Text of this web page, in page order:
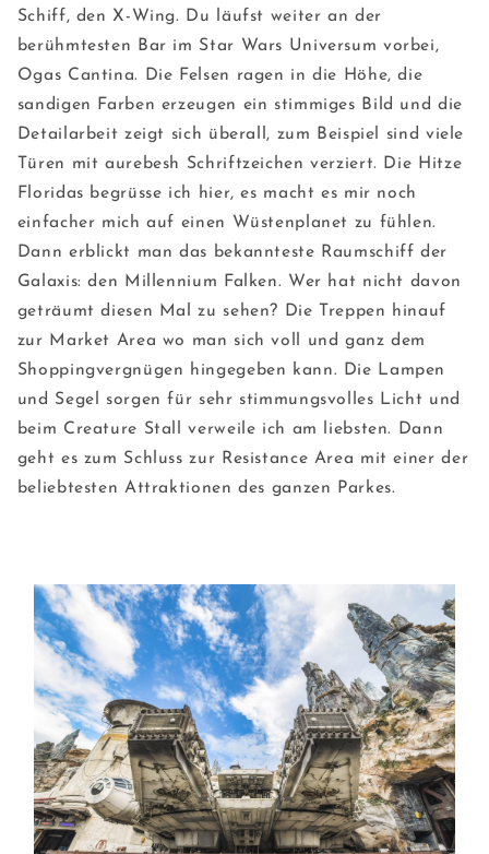
Schiff, den X-Wing. Du läufst weiter an der
berühmtesten Bar im Star Wars Universum vorbei,
Ogas Cantina. Die Felsen ragen in die Höhe, die
sandigen Farben erzeugen ein stimmiges Bild und die
Detailarbeit zeigt sich überall, zum Beispiel sind viele
Türen mit aurebesh Schriftzeichen verziert. Die Hitze
Floridas begrüsse ich hier, es macht es mir noch
einfacher mich auf einen Wüstenplanet zu fühlen.
Dann erblickt man das bekannteste Raumschiff der
Galaxis: den Millennium Falken. Wer hat nicht davon
geträumt diesen Mal zu sehen? Die Treppen hinauf
zur Market Area wo man sich voll und ganz dem
Shoppingvergnügen hingegeben kann. Die Lampen
und Segel sorgen für sehr stimmungsvolles Licht und
beim Creature Stall verweile ich am liebsten. Dann
geht es zum Schluss zur Resistance Area mit einer der
beliebtesten Attraktionen des ganzen Parkes.